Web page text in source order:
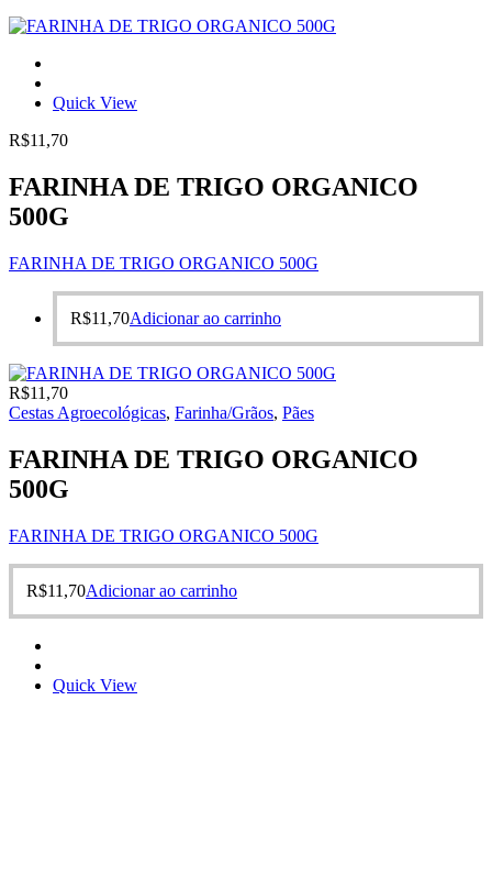
Quick View
R$11,70
FARINHA DE TRIGO ORGANICO
500G
FARINHA DE TRIGO ORGANICO 500G
R$11,70Adicionar ao carrinho
R$11,70
Cestas Agroecológicas, Farinha/Grãos, Pães
FARINHA DE TRIGO ORGANICO
500G
FARINHA DE TRIGO ORGANICO 500G
R$11,70Adicionar ao carrinho
Quick View